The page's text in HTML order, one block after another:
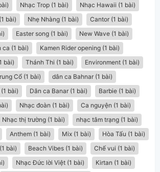
Nhạc Trop (1 bài)
Nhạc Hawaii (1 bài)
bài)
Nhẹ Nhàng (1 bài)
Cantor (1 bài)
Easter song (1 bài)
New Wave (1 bài)
ca (1 bài)
Kamen Rider opening (1 bài)
bài)
Thánh Thi (1 bài)
Environment (1 bài)
Cổ (1 bài)
dân ca Bahnar (1 bài)
bài)
Dân ca Banar (1 bài)
Barbie (1 bài)
Nhạc đoàn (1 bài)
Ca nguyện (1 bài)
Nhạc thị trường (1 bài)
nhạc tâm trạng (1 bài)
Anthem (1 bài) Mix (1 bài)
Hòa Tấu (1 bài)
bài)
Beach Vibes (1 bài)
Chế vui (1 bài)
Nhạc Đức lời Việt (1 bài)
Kirtan (1 bài)